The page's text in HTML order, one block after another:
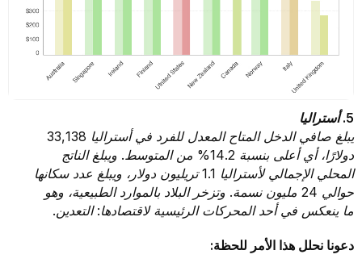
5. أستراليا
يبلغ صافي الدخل المتاح المعدل للفرد في أستراليا 33,138
دولارًا، أي أعلى بنسبة 14.2% من المتوسط. ويبلغ الناتج
المحلي الإجمالي لأستراليا 1.1 تريليون دولار، ويبلغ عدد سكانها
حوالي 24 مليون نسمة. وتزخر البلاد بالموارد الطبيعية، وهو
ما ينعكس في أحد المحركات الرئيسية لاقتصادها: التعدين.
دعونا نحلل هذا الأمر للحظة: